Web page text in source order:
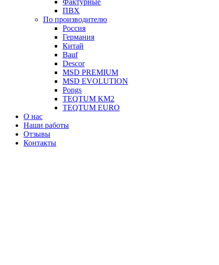
Фактурные
ПВХ
По производителю
Россия
Германия
Китай
Вauf
Descor
MSD PREMIUM
MSD EVOLUTION
Pongs
TEQTUM KM2
TEQTUM EURO
О нас
Наши работы
Отзывы
Контакты